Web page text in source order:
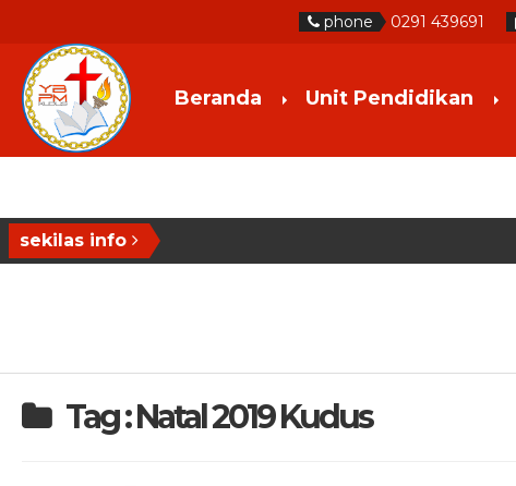
phone 0291 439691
Beranda Unit Pendidikan
sekilas info
Tag : Natal 2019 Kudus